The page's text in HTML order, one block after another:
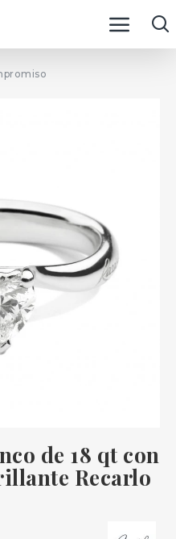
de 18 qt con
Recarlo